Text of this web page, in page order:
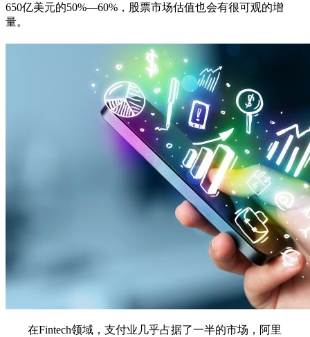
650亿美元的50%—60%，股票市场估值也会有很可观的增
量。
在Fintech领域，支付业几乎占据了一半的市场，阿里